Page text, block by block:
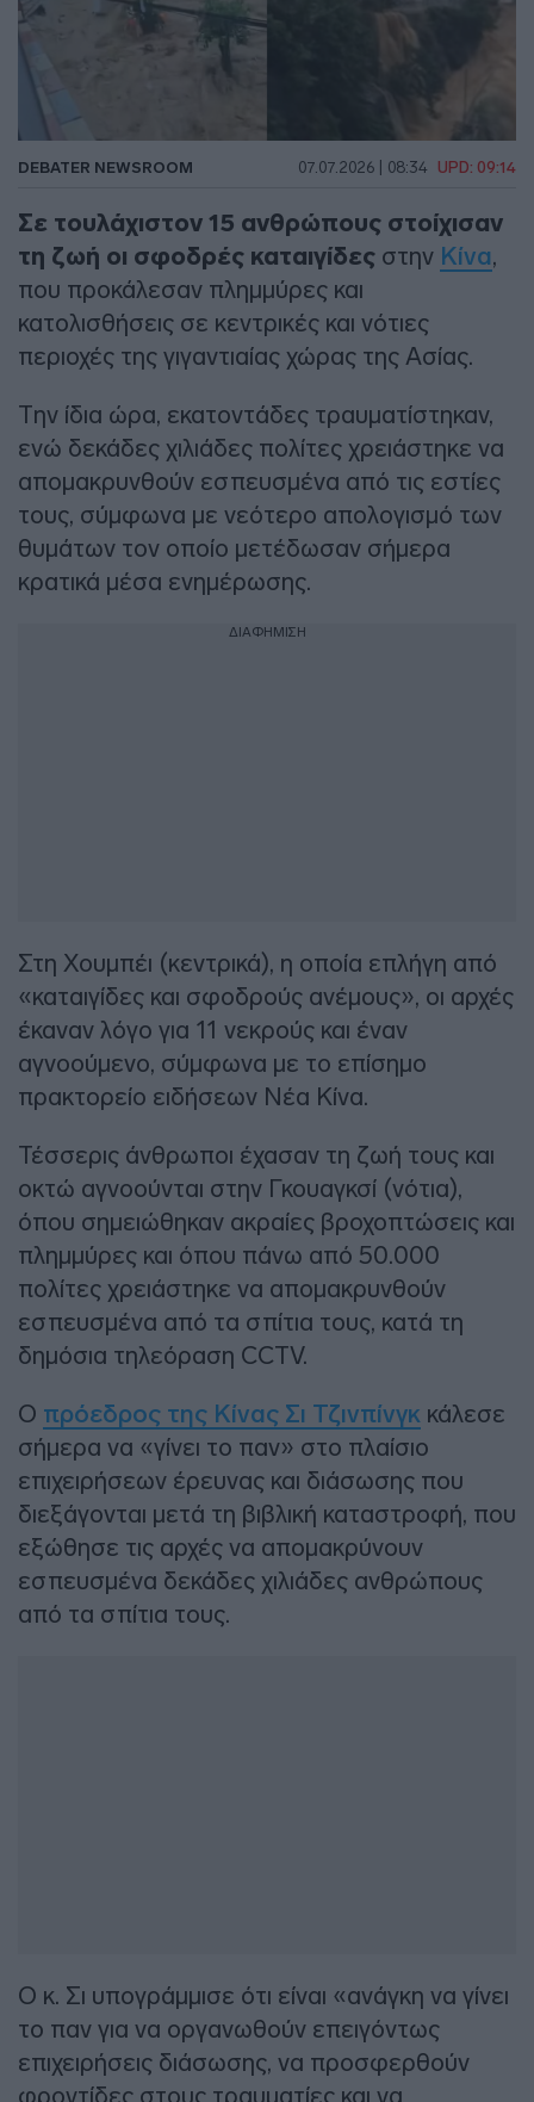
DEBATER NEWSROOM 07.07.2026 | 08:34 UPD: 09:14
Σε τουλάχιστον 15 ανθρώπους στοίχισαν
τη ζωή οι σφοδρές καταιγίδες στην Κίνα,
που προκάλεσαν πλημμύρες και
κατολισθήσεις σε κεντρικές και νότιες
περιοχές της γιγαντιαίας χώρας της Ασίας.
Την ίδια ώρα, εκατοντάδες τραυματίστηκαν,
ενώ δεκάδες χιλιάδες πολίτες χρειάστηκε να
απομακρυνθούν εσπευσμένα από τις εστίες
τους, σύμφωνα με νεότερο απολογισμό των
θυμάτων τον οποίο μετέδωσαν σήμερα
κρατικά μέσα ενημέρωσης.
ΔΙΑΦΗΜΙΣΗ
Στη Χουμπέι (κεντρικά), η οποία επλήγη από
«καταιγίδες και σφοδρούς ανέμους», οι αρχές
έκαναν λόγο για 11 νεκρούς και έναν
αγνοούμενο, σύμφωνα με το επίσημο
πρακτορείο ειδήσεων Νέα Κίνα.
Τέσσερις άνθρωποι έχασαν τη ζωή τους και
οκτώ αγνοούνται στην Γκουαγκσί (νότια),
όπου σημειώθηκαν ακραίες βροχοπτώσεις και
πλημμύρες και όπου πάνω από 50.000
πολίτες χρειάστηκε να απομακρυνθούν
εσπευσμένα από τα σπίτια τους, κατά τη
δημόσια τηλεόραση CCTV.
Ο πρόεδρος της Κίνας Σι Τζινπίνγκ κάλεσε
σήμερα να «γίνει το παν» στο πλαίσιο
επιχειρήσεων έρευνας και διάσωσης που
διεξάγονται μετά τη βιβλική καταστροφή, που
εξώθησε τις αρχές να απομακρύνουν
εσπευσμένα δεκάδες χιλιάδες ανθρώπους
από τα σπίτια τους.
Ο κ. Σι υπογράμμισε ότι είναι «ανάγκη να γίνει
το παν για να οργανωθούν επειγόντως
επιχειρήσεις διάσωσης, να προσφερθούν
φροντίδες στους τραυματίες και να